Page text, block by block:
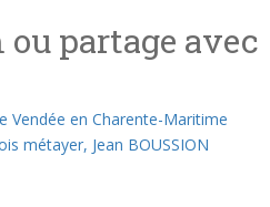
partage avec
Vendée en Charente-Maritime
métayer, Jean BOUSSION